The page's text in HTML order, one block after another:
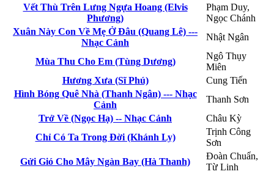
Vết Thù Trên Lưng Ngựa Hoang (Elvis
Phương)
Phạm Duy,
Ngọc Chánh
Xuân Này Con Về Mẹ Ở Đâu (Quang Lê) ---
Nhạc Cảnh
Nhật Ngân
Mùa Thu Cho Em (Tùng Dương)
Ngô Thụy
Miên
Hương Xưa (Sĩ Phú)
Cung Tiến
Hình Bóng Quê Nhà (Thanh Ngân) --- Nhạc
Cảnh
Thanh Sơn
Trở Về (Ngọc Hạ) -- Nhạc Cảnh
Châu Kỳ
Chỉ Có Ta Trong Đời (Khánh Ly)
Trịnh Công
Sơn
Gửi Gió Cho Mây Ngàn Bay (Hà Thanh)
Đoàn Chuẩn,
Từ Linh